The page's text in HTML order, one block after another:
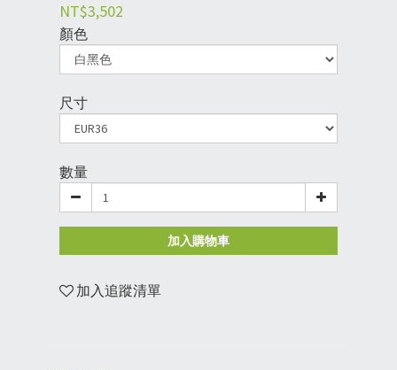
NT$3,502
顏色
尺寸
數量
加入購物車
加入追蹤清單